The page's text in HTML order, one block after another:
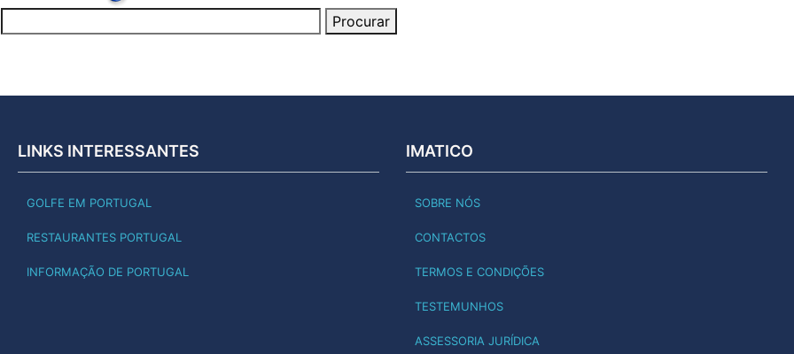
LINKS INTERESSANTES
GOLFE EM PORTUGAL
RESTAURANTES PORTUGAL
INFORMAÇÃO DE PORTUGAL
IMATICO
SOBRE NÓS
CONTACTOS
TERMOS E CONDIÇÕES
TESTEMUNHOS
ASSESSORIA JURÍDICA